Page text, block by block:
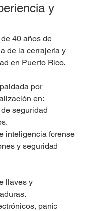
y
40 años de
de la cerrajería y
en Puerto Rico.
por
en:
seguridad
inteligencia forense
y seguridad
llaves y
panic